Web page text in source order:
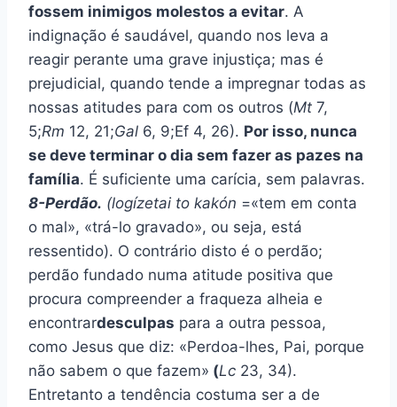
fossem inimigos molestos a evitar. A
indignação é saudável, quando nos leva a
reagir perante uma grave injustiça; mas é
prejudicial, quando tende a impregnar todas as
nossas atitudes para com os outros (Mt 7,
5;Rm 12, 21;Gal 6, 9;Ef 4, 26). Por isso, nunca
se deve terminar o dia sem fazer as pazes na
família. É suficiente uma carícia, sem palavras.
8-Perdão. (logízetai to kakón =«tem em conta
o mal», «trá-lo gravado», ou seja, está
ressentido). O contrário disto é o perdão;
perdão fundado numa atitude positiva que
procura compreender a fraqueza alheia e
encontrardesculpas para a outra pessoa,
como Jesus que diz: «Perdoa-lhes, Pai, porque
não sabem o que fazem» (Lc 23, 34).
Entretanto a tendência costuma ser a de